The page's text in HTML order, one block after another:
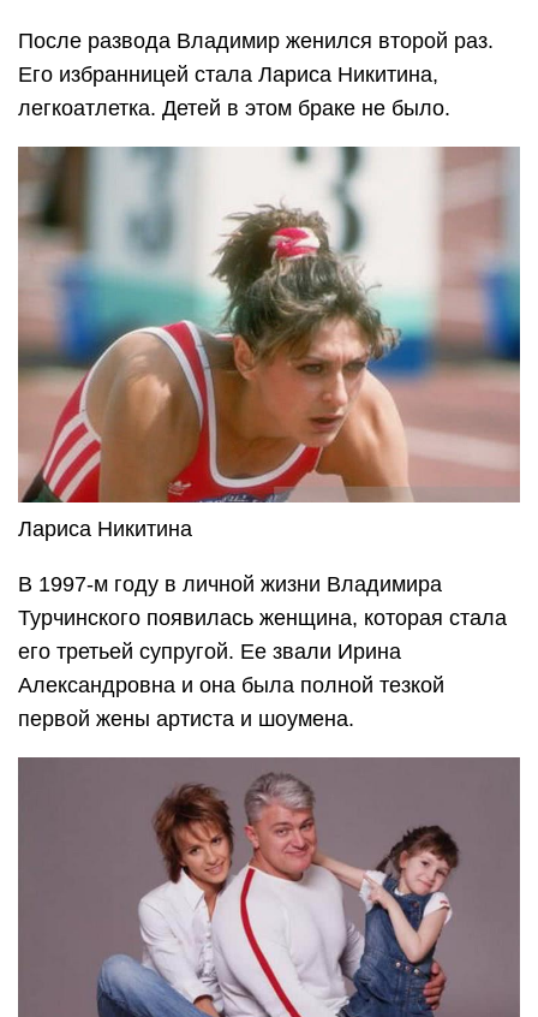
После развода Владимир женился второй раз.
Его избранницей стала Лариса Никитина,
легкоатлетка. Детей в этом браке не было.
Лариса Никитина
В 1997-м году в личной жизни Владимира
Турчинского появилась женщина, которая стала
его третьей супругой. Ее звали Ирина
Александровна и она была полной тезкой
первой жены артиста и шоумена.